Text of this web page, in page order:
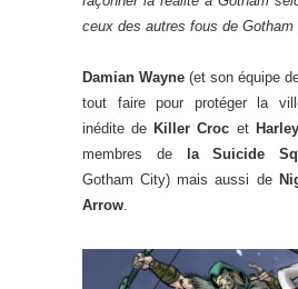
ceux des autres fous de Gotham
Damian Wayne (et son équipe
tout faire pour protéger la
inédite de Killer Croc et
membres de
la Suicide
Gotham City) mais aussi de
Arrow.